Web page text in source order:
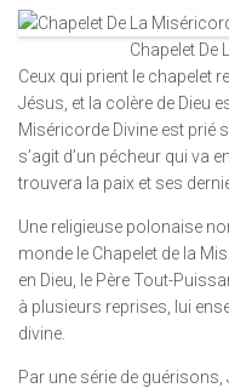
Chapelet De
Ceux qui prient le chapelet
Jésus, et la colère de Dieu
Miséricorde Divine est prié
s’agit d’un pécheur qui va
trouvera la paix et ses
Une religieuse polonaise
monde le Chapelet de la
en Dieu, le Père Tout-
à plusieurs reprises, lui
divine.
Par une série de